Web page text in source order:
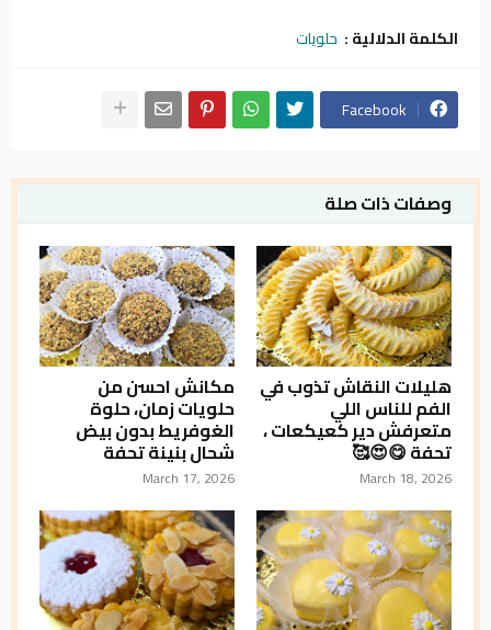
الكلمة الدلالية : حلويات
Facebook
وصفات ذات صلة
هليلات النقاش تذوب في
الفم للناس اللي
متعرفش دير كعيكعات ،
تحفة 😋😍🥰
March 18, 2026
مكانش احسن من
حلويات زمان، حلوة
الغوفريط بدون بيض
شحال بنينة تحفة
March 17, 2026